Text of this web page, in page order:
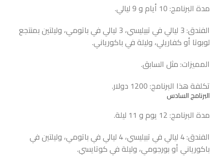
مدة البرنامج: 10 أيام و 9 ليالي.
الفندق: 3 ليالي في تبيليسي، 3 ليالي في باتومي، وليلتين بمنتجع
لوبوتا أو كفاريلي، وليلة في باكورياني.
المميزات: مثل السابق.
تكلفة هذا البرنامج: 1200 دولار.
البرنامج السادس
مدة البرنامج: 12 يوم و 11 ليلة.
الفندق: 4 ليالي في تبيليسي، 4 ليالي في باتومي، وليلتين في
باكورياني أو بورجومي، وليلة في كوتايسي.